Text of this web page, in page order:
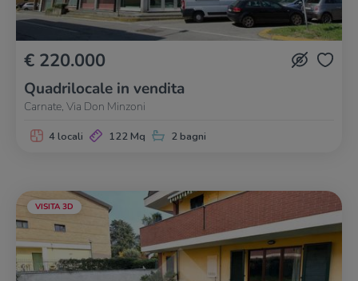
€ 220.000
Quadrilocale in vendita
Carnate, Via Don Minzoni
4 locali 122 Mq 2 bagni
VISITA 3D